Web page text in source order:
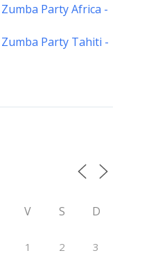
Zumba Party Africa -
Zumba Party Tahiti -
V S D
1 2 3